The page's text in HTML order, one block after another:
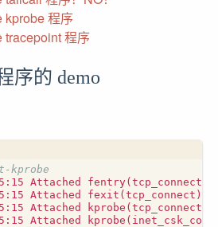
kprobe 程序
tracepoint 程序
序的 demo
Attached fentry( tcp_connect
Attached fexit ( tcp_connect )
Attached kprobe ( tcp_connect
Attached kprobe (